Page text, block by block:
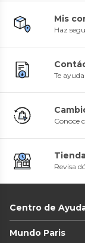
Mis
Haz
Te
Conoce
Revisa
Centro de
Mundo Paris